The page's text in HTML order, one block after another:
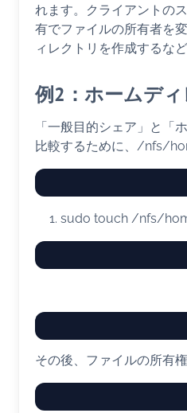
れます。クライアントの
有でファイルの所有者を
ィレクトリを作成するな
例2：ホームデ
「一般目的シェア」と「
比較するために、/nfs/
sudo touch /nfs/
その後、ファイルの所有